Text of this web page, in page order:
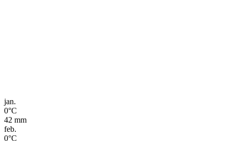
jan.
0°C
42 mm
feb.
0°C